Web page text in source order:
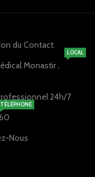
du Contact
Monastir ,
LOCAL
24h/7
TÉLÉPHONE
Nous